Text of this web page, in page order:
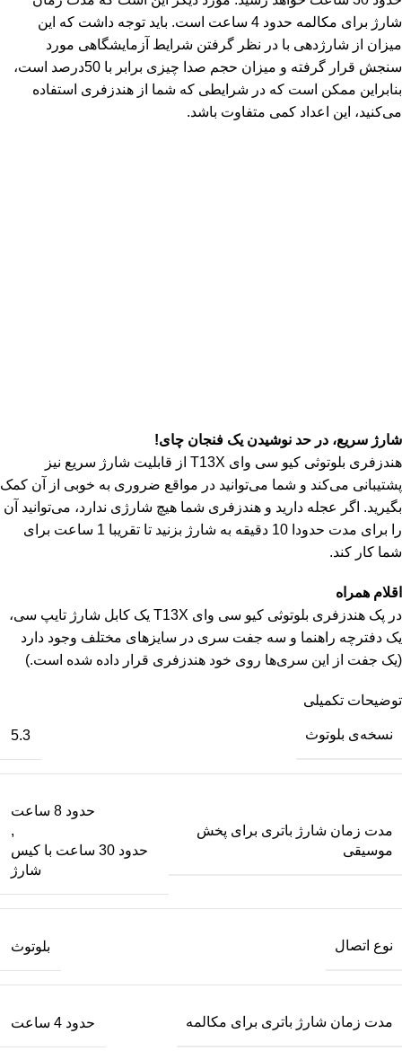
شارژ برای مکالمه حدود 4 ساعت است. باید توجه داشت که این
میزان از شارژدهی با در نظر گرفتن شرایط آزمایشگاهی مورد
سنجش قرار گرفته و میزان حجم صدا چیزی برابر با 50درصد است،
بنابراین ممکن است که در شرایطی که شما از هندزفری استفاده
می‌کنید، این اعداد کمی متفاوت باشد.
شارژ سریع، در حد نوشیدن یک فنجان چای!
هندزفری بلوتوثی کیو سی وای T13X از قابلیت شارژ سریع نیز
پشتیبانی می‌کند و شما می‌توانید در مواقع ضروری به خوبی از آن کمک
بگیرید. اگر عجله دارید و هندزفری شما هیچ شارژی ندارد، می‌توانید آن
را برای مدت حدودا 10 دقیقه به شارژ بزنید تا تقریبا 1 ساعت برای
شما کار کند.
اقلام همراه
در پک هندزفری بلوتوثی کیو سی وای T13X یک کابل شارژ تایپ سی،
یک دفترچه راهنما و سه جفت سری در سایزهای مختلف وجود دارد
(یک جفت از این سری‌ها روی خود هندزفری قرار داده شده است.)
توضیحات تکمیلی
نسخه‌ی بلوتوث 5.3
مدت زمان شارژ باتری برای پخش
موسیقی
حدود 8 ساعت
,
حدود 30 ساعت با کیس
شارژ
نوع اتصال بلوتوث
مدت زمان شارژ باتری برای مکالمه حدود 4 ساعت